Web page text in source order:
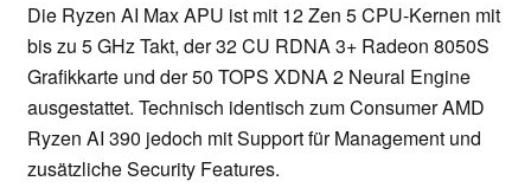
Die Ryzen AI Max APU ist mit 12 Zen 5 CPU-Kernen mit
bis zu 5 GHz Takt, der 32 CU RDNA 3+ Radeon 8050S
Grafikkarte und der 50 TOPS XDNA 2 Neural Engine
ausgestattet. Technisch identisch zum Consumer AMD
Ryzen AI 390 jedoch mit Support für Management und
zusätzliche Security Features.